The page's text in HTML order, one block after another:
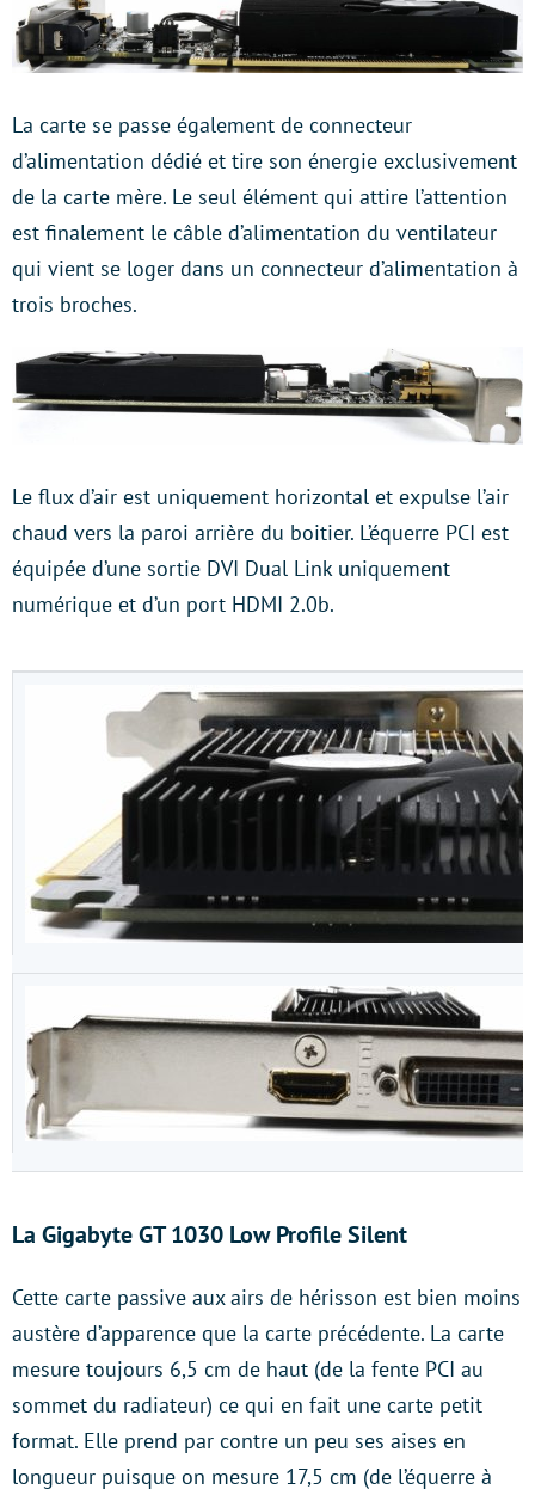
La carte se passe également de connecteur
d’alimentation dédié et tire son énergie exclusivement
de la carte mère. Le seul élément qui attire l’attention
est finalement le câble d’alimentation du ventilateur
qui vient se loger dans un connecteur d’alimentation à
trois broches.
Le flux d’air est uniquement horizontal et expulse l’air
chaud vers la paroi arrière du boitier. L’équerre PCI est
équipée d’une sortie DVI Dual Link uniquement
numérique et d’un port HDMI 2.0b.
La Gigabyte GT 1030 Low Profile Silent
Cette carte passive aux airs de hérisson est bien moins
austère d’apparence que la carte précédente. La carte
mesure toujours 6,5 cm de haut (de la fente PCI au
sommet du radiateur) ce qui en fait une carte petit
format. Elle prend par contre un peu ses aises en
longueur puisque on mesure 17,5 cm (de l’équerre à